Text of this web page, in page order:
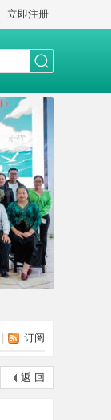
立即注册
索
订阅
返 回